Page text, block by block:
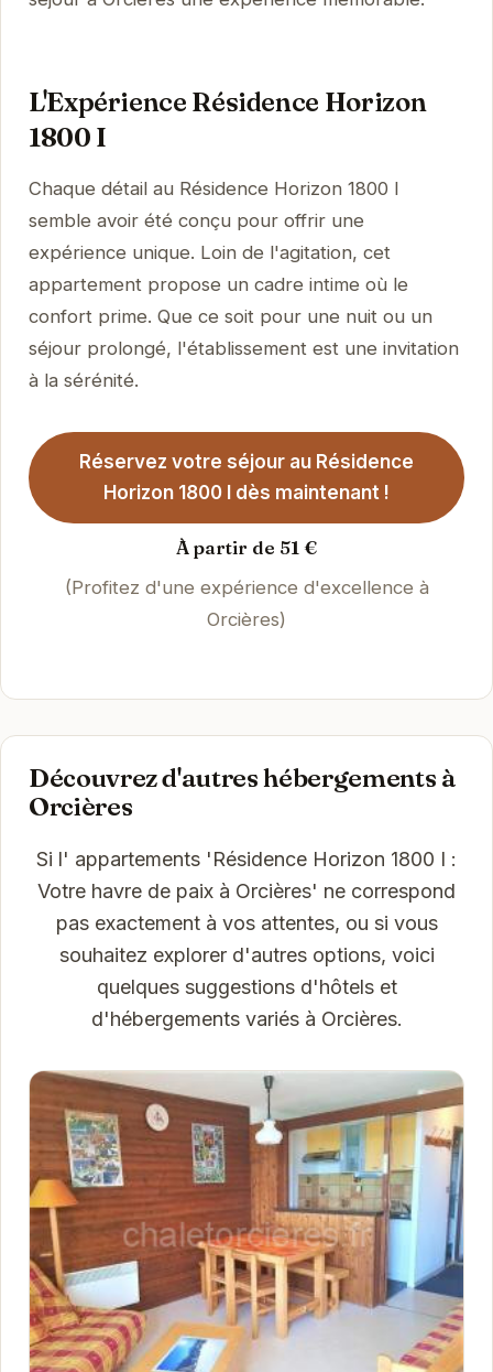
L'Expérience Résidence Horizon
1800 I
Chaque détail au Résidence Horizon 1800 I
semble avoir été conçu pour offrir une
expérience unique. Loin de l'agitation, cet
appartement propose un cadre intime où le
confort prime. Que ce soit pour une nuit ou un
séjour prolongé, l'établissement est une invitation
à la sérénité.
Réservez votre séjour au Résidence
Horizon 1800 I dès maintenant !
À partir de 51 €
(Profitez d'une expérience d'excellence à
Orcières)
Découvrez d'autres hébergements à
Orcières
Si l' appartements 'Résidence Horizon 1800 I :
Votre havre de paix à Orcières' ne correspond
pas exactement à vos attentes, ou si vous
souhaitez explorer d'autres options, voici
quelques suggestions d'hôtels et
d'hébergements variés à Orcières.